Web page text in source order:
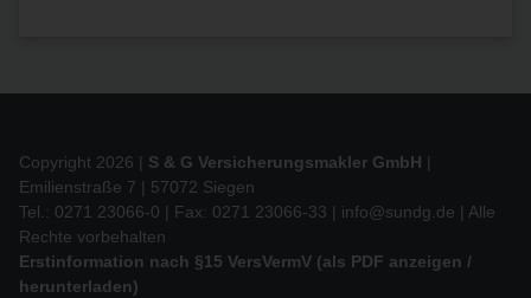
Copyright 2026 | S & G Versicherungsmakler GmbH |
Emilienstraße 7 | 57072 Siegen
Tel.: 0271 23066-0 | Fax: 0271 23066-33 | info@sundg.de | Alle
Rechte vorbehalten
Erstinformation nach §15 VersVermV (als PDF anzeigen /
herunterladen)